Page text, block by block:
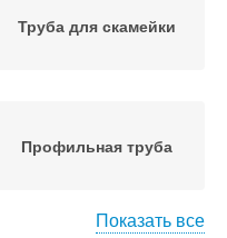
Труба для скамейки
Профильная труба
Показать все